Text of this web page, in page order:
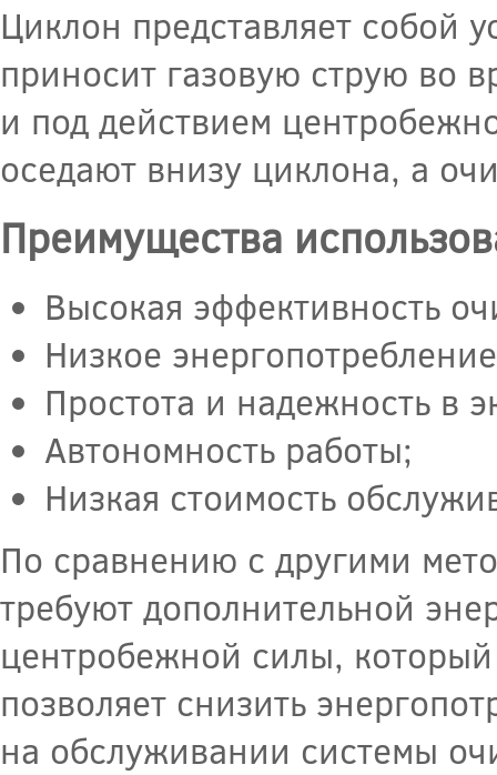
Циклон представляет собой
приносит газовую струю во
и под действием
оседают внизу циклона, а
Преимущества
Высокая эффективность
Низкое
Простота и надежность в
Автономность работы;
Низкая стоимость
По сравнению с другими
требуют дополнительной
центробежной силы, который
позволяет снизить
на обслуживании системы